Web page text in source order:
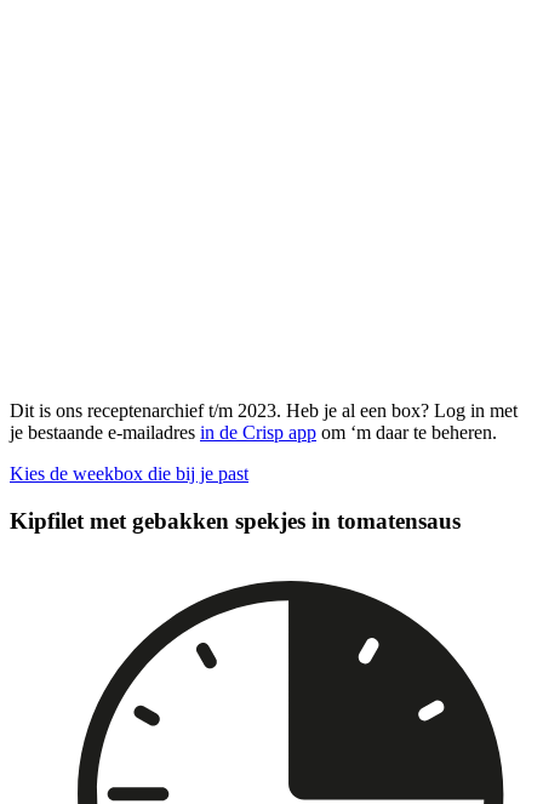
Dit is ons receptenarchief t/m 2023. Heb je al een box? Log in met
je bestaande e-mailadres in de Crisp app om ‘m daar te beheren.
Kies de weekbox die bij je past
Kipfilet met gebakken spekjes in tomatensaus